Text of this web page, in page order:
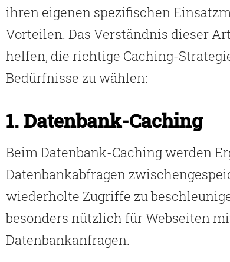
ihren eigenen spezifischen
Vorteilen. Das Verständnis dieser
helfen, die richtige Caching-
Bedürfnisse zu wählen:
1. Datenbank-Caching
Beim Datenbank-Caching werden
Datenbankabfragen
wiederholte Zugriffe zu
besonders nützlich für Webseiten
Datenbankanfragen.